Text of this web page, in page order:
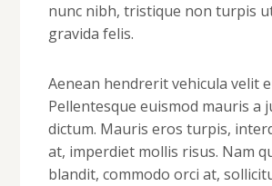
nunc nibh, tristique non turpis
gravida felis.
Aenean hendrerit vehicula velit
Pellentesque euismod mauris a
dictum. Mauris eros turpis,
at, imperdiet mollis risus. Nam
blandit, commodo orci at,